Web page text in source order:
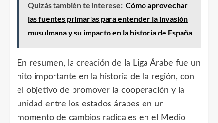
Quizás también te interese: Cómo aprovechar
las fuentes primarias para entender la invasión
musulmana y su impacto en la historia de España
En resumen, la creación de la Liga Árabe fue un
hito importante en la historia de la región, con
el objetivo de promover la cooperación y la
unidad entre los estados árabes en un
momento de cambios radicales en el Medio